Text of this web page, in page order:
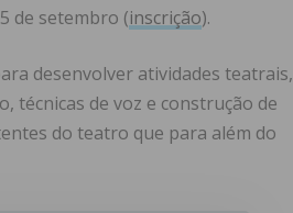
de setembro (inscrição).
desenvolver atividades teatrais,
técnicas de voz e construção de
do teatro que para além do